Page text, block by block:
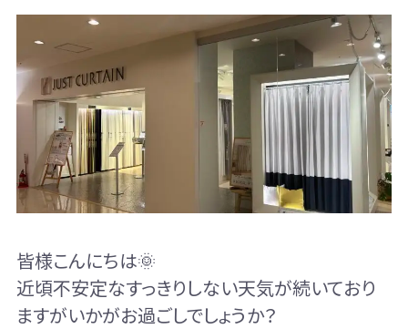
皆様こんにちは🌞
近頃不安定なすっきりしない天気が続いており
ますがいかがお過ごしでしょうか？